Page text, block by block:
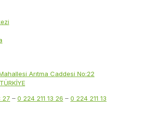
Arıtma Caddesi No:22
27 – 0 224 211 13 26 – 0 224 211 13